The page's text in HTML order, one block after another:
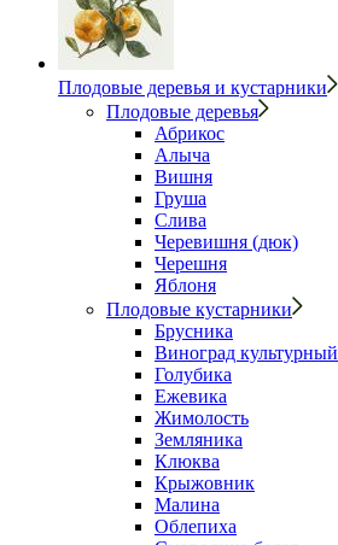
Плодовые деревья и кустарники
Плодовые деревья
Абрикос
Алыча
Вишня
Груша
Слива
Черевишня (дюк)
Черешня
Яблоня
Плодовые кустарники
Брусника
Виноград культурный
Голубика
Ежевика
Жимолость
Земляника
Клюква
Крыжовник
Малина
Облепиха